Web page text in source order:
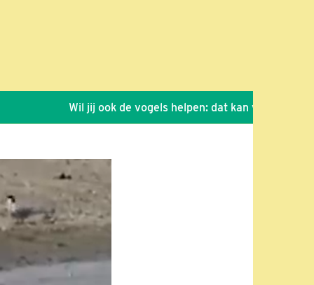
Wil jij ook de vogels helpen: dat kan via de link!